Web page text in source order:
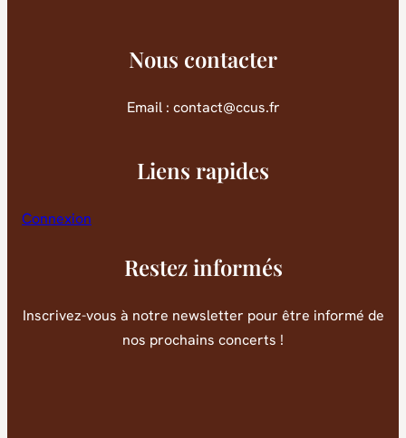
Nous contacter
Email : contact@ccus.fr
Liens rapides
Connexion
Restez informés
Inscrivez-vous à notre newsletter pour être informé de
nos prochains concerts !